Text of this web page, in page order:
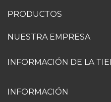
PRODUCTOS
NUESTRA EMPRESA
INFORMACIÓN DE LA
INFORMACIÓN